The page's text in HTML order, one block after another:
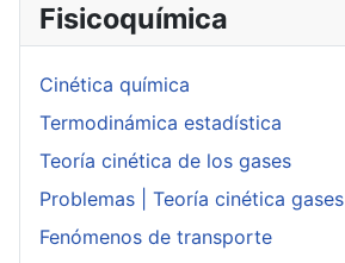
Fisicoquímica
Cinética química
Termodinámica estadística
Teoría cinética de los gases
Problemas | Teoría cinética gases
Fenómenos de transporte